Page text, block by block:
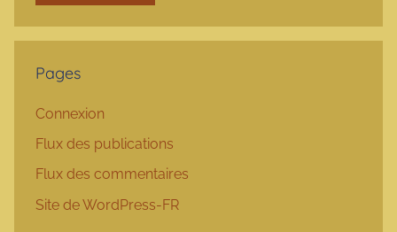
Pages
Connexion
Flux des publications
Flux des commentaires
Site de WordPress-FR